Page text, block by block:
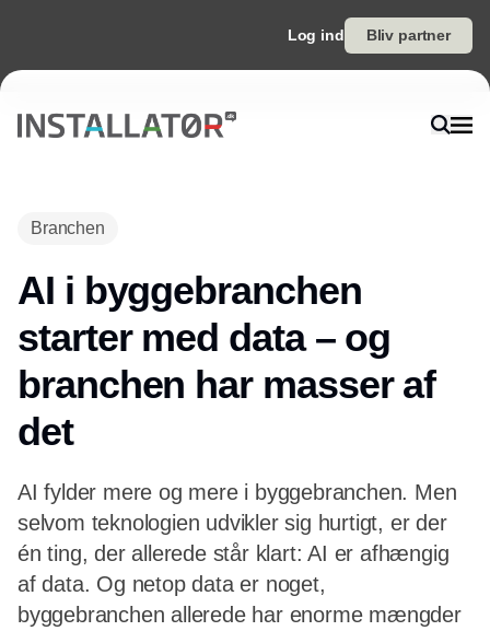
Log ind Bliv partner
Branchen
AI i byggebranchen
starter med data – og
branchen har masser af
det
AI fylder mere og mere i byggebranchen. Men
selvom teknologien udvikler sig hurtigt, er der
én ting, der allerede står klart: AI er afhængig
af data. Og netop data er noget,
byggebranchen allerede har enorme mængder